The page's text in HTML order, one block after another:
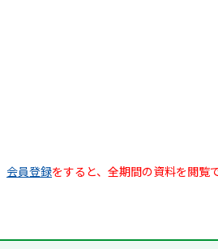
会員登録をすると、全期間の資料を閲覧